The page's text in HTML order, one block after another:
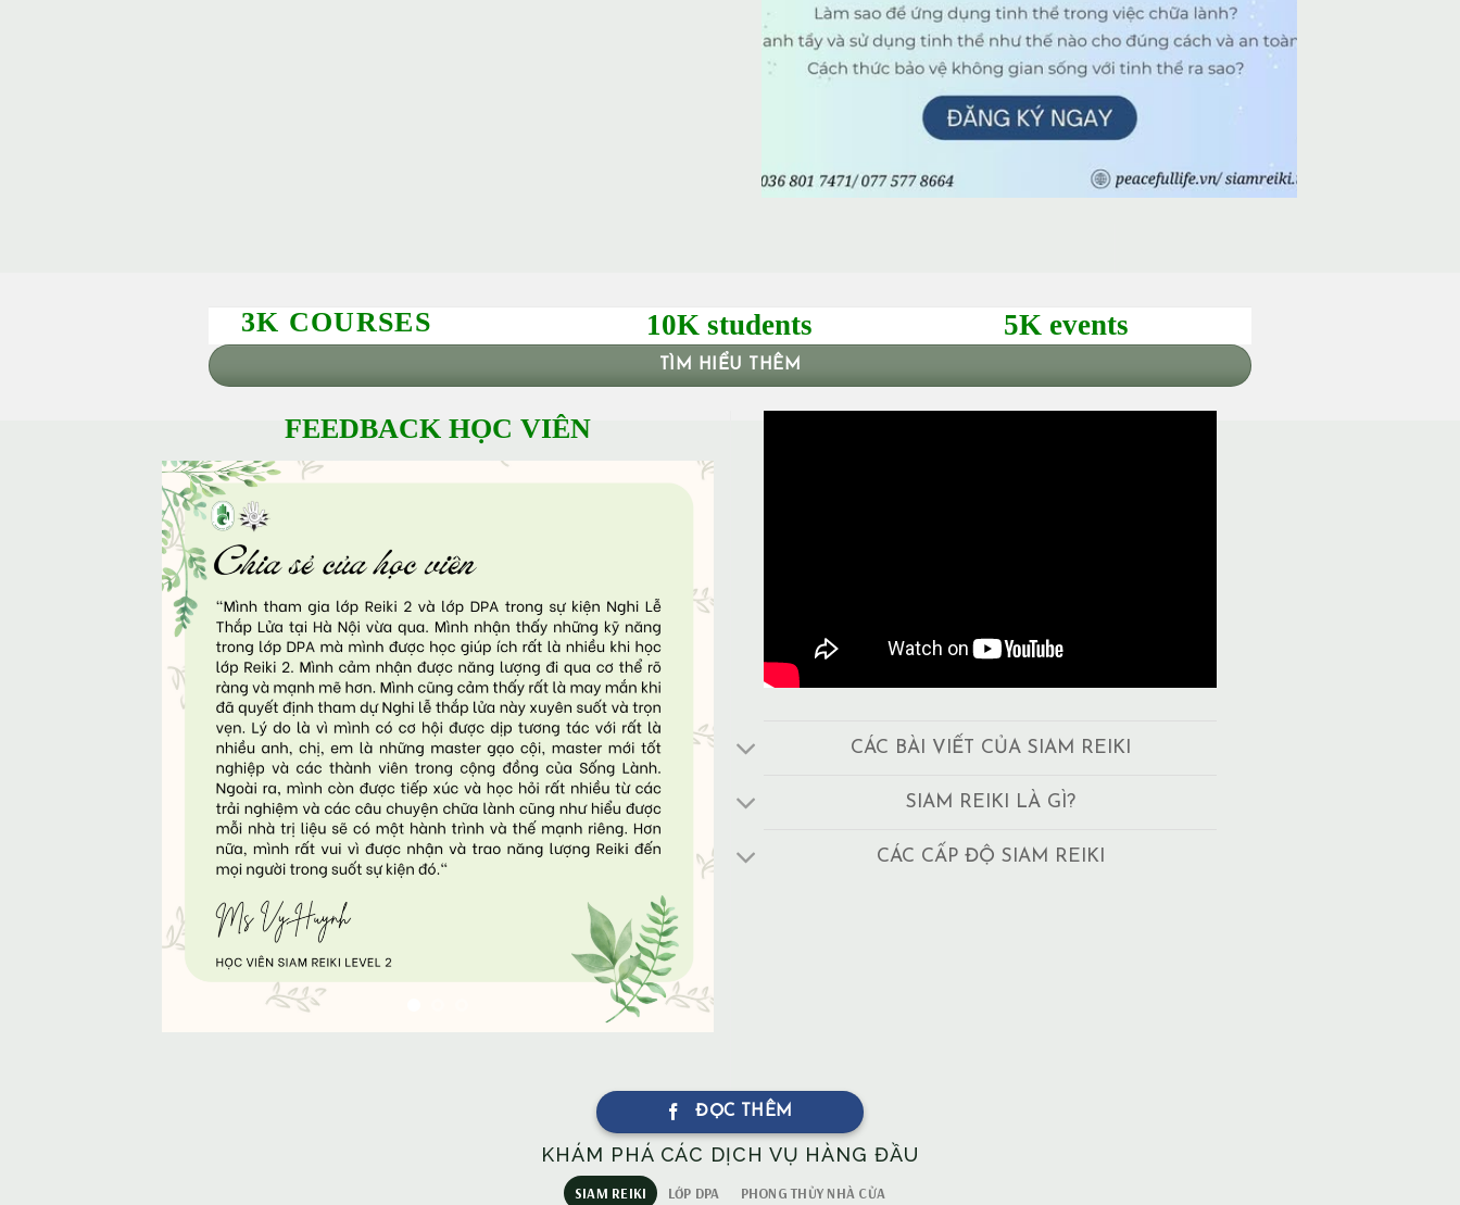
3K COURSES 10K students 5K events
TÌM HIỂU THÊM
FEEDBACK HỌC VIÊN
CÁC BÀI VIẾT CỦA SIAM REIKI
SIAM REIKI LÀ GÌ?
CÁC CẤP ĐỘ SIAM REIKI
ĐỌC THÊM
KHÁM PHÁ CÁC DỊCH VỤ HÀNG ĐẦU
SIAM REIKI